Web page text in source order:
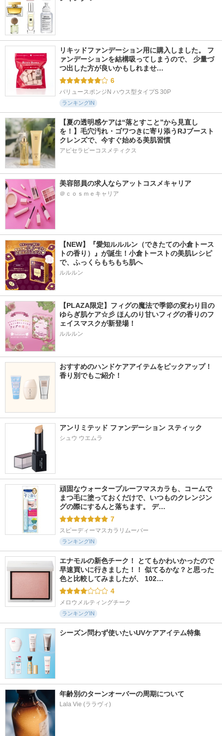
リキッドファンデーション用に購入しました。 フ
ァンデーションを結構吸ってしまうので、 少量づ
つ出した方が良いかもしれませ…
6
バリュースポンジN ハウス型タイプS 30P
ランキングIN
【夏の透明感ケアは“落とすこと”から見直し
を！】毛穴汚れ・ゴワつきに寄り添うRJブースト
クレンズで、今すぐ始める美肌習慣
アピセラピーコスメティクス
美容部員の求人ならアットコスメキャリア
＠ｃｏｓｍｅキャリア
【NEW】『愛知ルルルン（できたての小倉トース
トの香り）』が誕生！小倉トーストの美肌レシピ
で、ふっくらもちもち肌へ
ルルルン
【PLAZA限定】フィグの魔法で季節の変わり目の
ゆらぎ肌ケア☆彡 ほんのり甘いフィグの香りのフ
ェイスマスクが新登場！
ルルルン
おすすめのハンドケアアイテムをピックアップ！
香り別でもご紹介！
アンリミテッド ファンデーション スティック
シュウ ウエムラ
頑固なウォータープルーフマスカラも、コームで
まつ毛に塗っておくだけで、いつものクレンジン
グの際にするんと落ちます。 デ…
7
スピーディーマスカラリムーバー
ランキングIN
エナモルの新色チーク！ とてもかわいかったので
早速買いに行きました！！ 似てるかな？と思った
色と比較してみましたが、 102…
4
メロウメルティングチーク
ランキングIN
シーズン問わず使いたいUVケアアイテム特集
年齢別のターンオーバーの周期について
Lala Vie (ララヴィ)